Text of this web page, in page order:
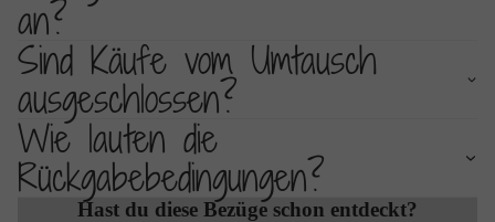
an?
Sind Käufe vom Umtausch
ausgeschlossen?
Wie lauten die
Rückgabebedingungen?
Hast du diese Bezüge schon entdeckt?